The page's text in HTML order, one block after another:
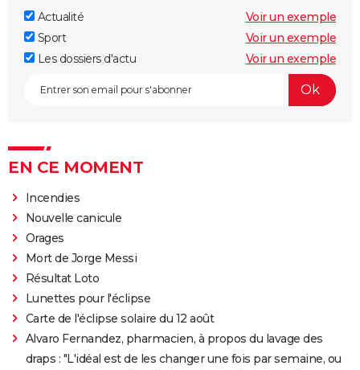
Actualité
Voir un exemple
Sport
Voir un exemple
Les dossiers d'actu
Voir un exemple
EN CE MOMENT
Incendies
Nouvelle canicule
Orages
Mort de Jorge Messi
Résultat Loto
Lunettes pour l'éclipse
Carte de l'éclipse solaire du 12 août
Alvaro Fernandez, pharmacien, à propos du lavage des
draps : "L'idéal est de les changer une fois par semaine, ou